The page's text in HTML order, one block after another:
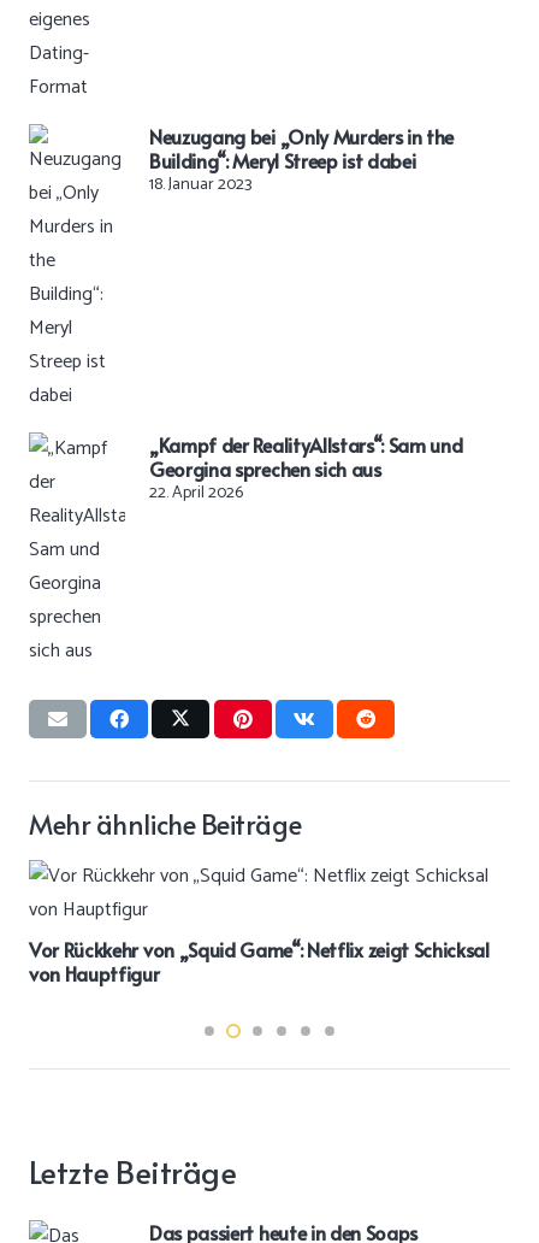
Neuzugang bei „Only Murders in the
Building“: Meryl Streep ist dabei
18. Januar 2023
„Kampf der RealityAllstars“: Sam und
Georgina sprechen sich aus
22. April 2026
Mehr ähnliche Beiträge
Vor Rückkehr von „Squid Game“: Netflix zeigt Schicksal
von Hauptfigur
Letzte Beiträge
Das passiert heute in den Soaps